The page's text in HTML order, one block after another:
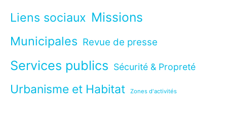
Liens sociaux Missions
Municipales Revue de presse
Services publics Sécurité & Propreté
Urbanisme et Habitat Zones d'activités